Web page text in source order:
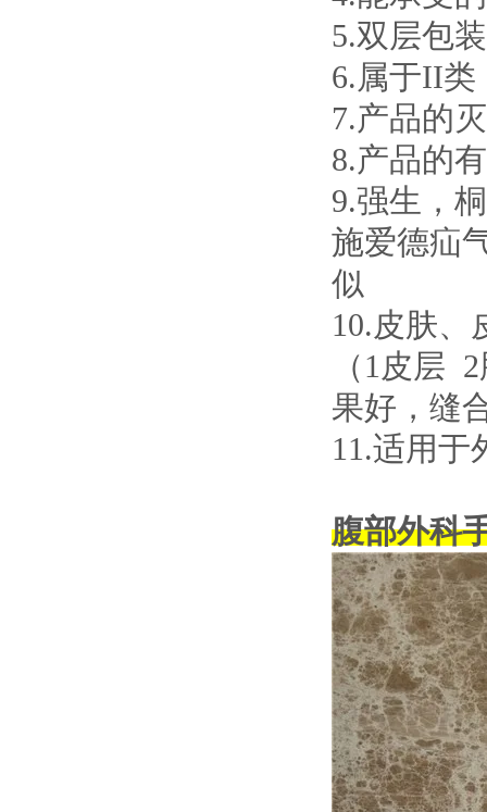
5.双层包
6.属于II类
7.产品的
8.产品的
9.强生，
施爱德疝
似
10.皮肤、
（1皮层
果好，缝
11.适用于
腹部外科